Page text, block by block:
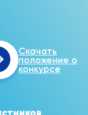
Скачать
положение о
конкурсе